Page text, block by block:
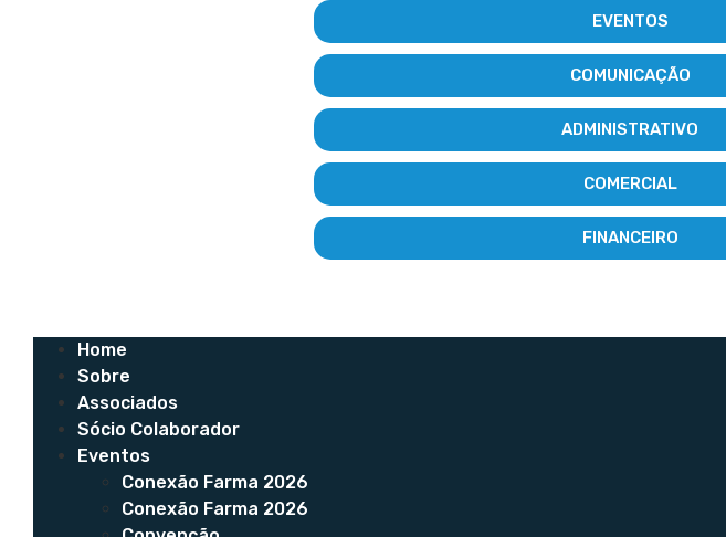
EVENTOS
COMUNICAÇÃO
ADMINISTRATIVO
COMERCIAL
FINANCEIRO
Home
Sobre
Associados
Sócio Colaborador
Eventos
Conexão Farma 2026
Conexão Farma 2026